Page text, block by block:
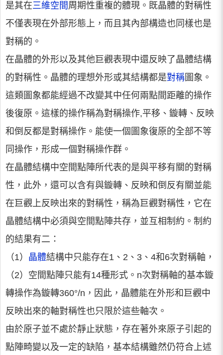
是其在三維空間周期性重複的體現。既晶體的對稱性
不僅表現在外部形態上，而且其內部構造也同樣也是
對稱的。
在晶體的外形以及其他巨觀表現中還反映了晶體結構
的對稱性。晶體的理想外形或其結構都是對稱圖象。
這類圖象都能經過不改變其中任何兩點間距離的操作
後復原。這樣的操作稱為對稱操作,平移、鏇轉、反映
和倒反都是對稱操作。能使一個圖象復原的全部不等
同操作，形成一個對稱操作群。
在晶體結構中空間點陣所代表的是與平移有關的對稱
性，此外，還可以含有與鏇轉、反映和倒反有關並能
在巨觀上反映出來的對稱性，稱為巨觀對稱性，它在
晶體結構中必須與空間點陣共存，並互相制約。制約
的結果有二：
（1） 晶體結構中只能存在1、2、3、4和6次對稱軸，
（2）空間點陣只能有14種形式。n次對稱軸的基本鏇
轉操作為鏇轉360°/n，因此，晶體能在外形和巨觀中
反映出來的軸對稱性也只限於這些軸次。
由於原子並不處於靜止狀態，存在著外來原子引起的
點陣畸變以及一定的缺陷，基本結構雖然仍符合上述